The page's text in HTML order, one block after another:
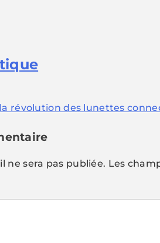
révolution des lunettes
ne sera pas publiée. Les